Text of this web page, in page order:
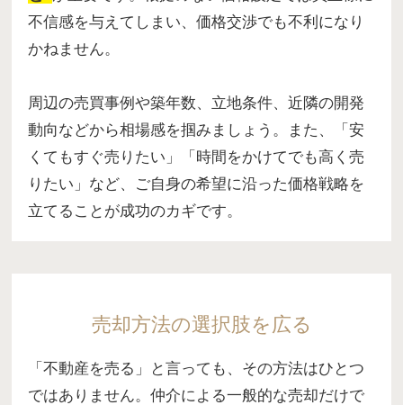
不信感を与えてしまい、価格交渉でも不利になり
かねません。
周辺の売買事例や築年数、立地条件、近隣の開発
動向などから相場感を掴みましょう。また、「安
くてもすぐ売りたい」「時間をかけてでも高く売
りたい」など、ご自身の希望に沿った価格戦略を
立てることが成功のカギです。
売却方法の選択肢を広る
「不動産を売る」と言っても、その方法はひとつ
ではありません。仲介による一般的な売却だけで